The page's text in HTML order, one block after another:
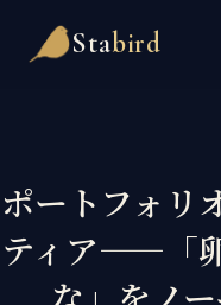
Stabird
ポートフォリ
ティア——「